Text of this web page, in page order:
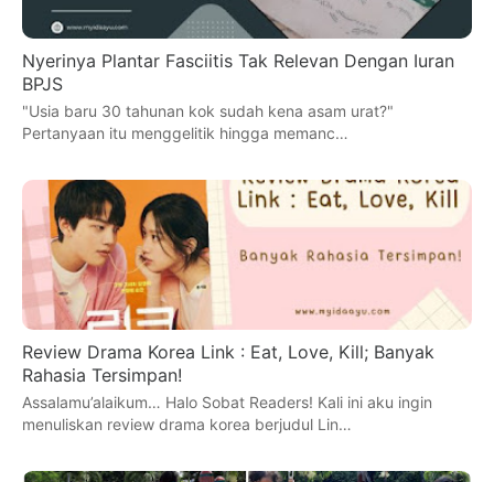
Nyerinya Plantar Fasciitis Tak Relevan Dengan Iuran
BPJS
"Usia baru 30 tahunan kok sudah kena asam urat?"
Pertanyaan itu menggelitik hingga memanc…
Review Drama Korea Link : Eat, Love, Kill; Banyak
Rahasia Tersimpan!
Assalamu’alaikum… Halo Sobat Readers! Kali ini aku ingin
menuliskan review drama korea berjudul Lin…